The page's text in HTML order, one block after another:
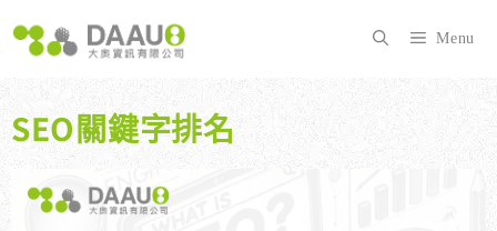
至
內
容
Menu
SEO關鍵字排名